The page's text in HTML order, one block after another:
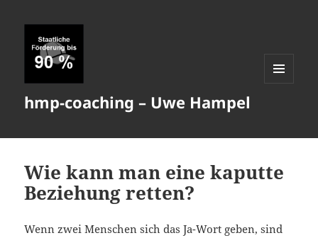
hmp-coaching – Uwe Hampel
Wie kann man eine kaputte
Beziehung retten?
Wenn zwei Menschen sich das Ja-Wort geben, sind